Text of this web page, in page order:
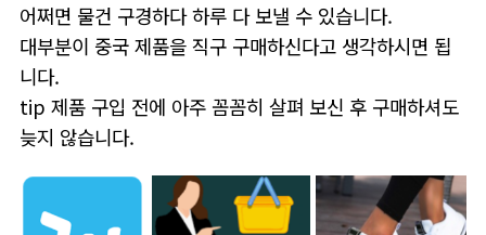
어쩌면 물건 구경하다 하루 다 보낼 수 있습니다.
대부분이 중국 제품을 직구 구매하신다고 생각하시면 됩
니다.
tip 제품 구입 전에 아주 꼼꼼히 살펴 보신 후 구매하셔도
늦지 않습니다.